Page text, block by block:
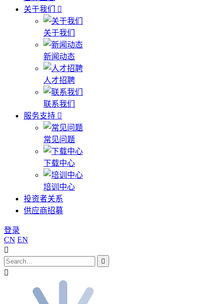
关于我们
关于我们
新闻动态
人才招聘
联系我们
服务支持
常见问题
下载中心
培训中心
投资者关系
供应商招募
登录
CN EN